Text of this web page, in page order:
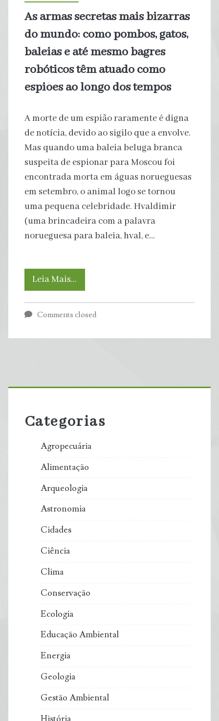
derrame
petróleo
As armas secretas mais bizarras
do mundo: como pombos, gatos,
baleias e até mesmo bagres
robóticos têm atuado como
espiões ao longo dos tempos
A morte de um espião raramente é digna
de notícia, devido ao sigilo que a envolve.
Mas quando uma baleia beluga branca
suspeita de espionar para Moscou foi
encontrada morta em águas norueguesas
em setembro, o animal logo se tornou
uma pequena celebridade. Hvaldimir
(uma brincadeira com a palavra
norueguesa para baleia, hval, e…
Leia Mais…
armas
do
bagres
têm
espiões
Comments closed
Primary
Categorias
Agropecuária
Alimentação
Arqueologia
Astronomia
Cidades
Ciência
Clima
Conservação
Ecologia
Educação Ambiental
Energia
Geologia
Gestão Ambiental
História